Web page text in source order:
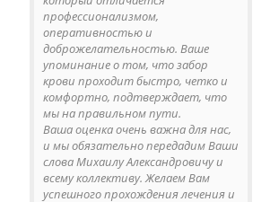
профессионализмом,
оперативностью и
доброжелательностью. Ваше
упоминание о том, что забор
крови проходит быстро, четко и
комфортно, подтверждает, что
мы на правильном пути.
Ваша оценка очень важна для нас,
и мы обязательно передадим Ваши
слова Михаилу Александровичу и
всему коллективу. Желаем Вам
успешного прохождения лечения и